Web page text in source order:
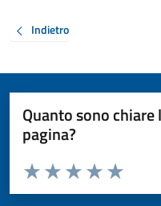
Indietro
Quanto sono
pagina?
Valuta da 1 a 5 stelle la pagina
Valuta 5
Valuta 4
Valuta 3 stelle su
Valuta 2 stelle su 5
Valuta 1 stelle su 5